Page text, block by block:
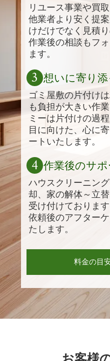
リユース事業や買
他業者より安く提
けだけでなく見積
作業後の相談もフ
ます。
想いに寄り
ゴミ屋敷の片付け
も負担が大きい作
ミーは片付けの過
目に向けた、心に
ートいたします。
3
作業後のサ
ハウスクリーニン
却、家の解体～立
受け付けております
依頼後のアフター
たします。
4
料金の目